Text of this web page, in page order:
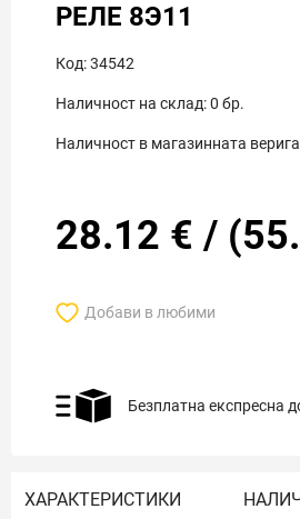
РЕЛЕ 8Э11
Код:34542
Наличност на склад:0 бр.
Наличност в магазинната
28.12 € / (
Добави в любими
Безплатна експресна
ХАРАКТЕРИСТИКИ